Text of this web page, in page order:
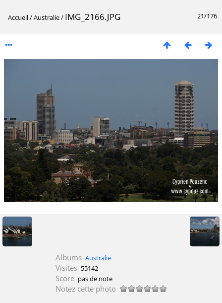
21/176
Accueil/Australie/ IMG_2166.JPG
Albums Australie
Visites 55142
Score pas de note
Notez cette photo